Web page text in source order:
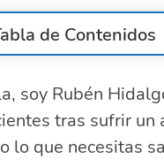
de Contenidos
Síntomas de un
Causas del
Factores de riesgo
soy Rubén
tras sufrir un
lo que necesitas